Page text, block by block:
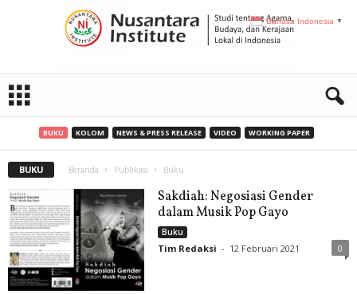
BUKU KOLOM NEWS & PRESS RELEASE VIDEO WORKING PAPER
BUKU Beranda Publikasi Buku
Sakdiah: Negosiasi Gender
dalam Musik Pop Gayo
Buku
Tim Redaksi - 12 Februari 2021 0
Bahasa Indonesia ▼